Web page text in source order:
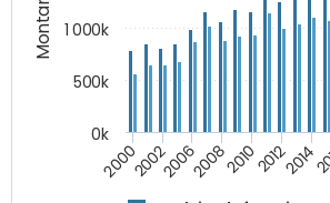
2000200220062008201020122014
0k
500k
1 000k